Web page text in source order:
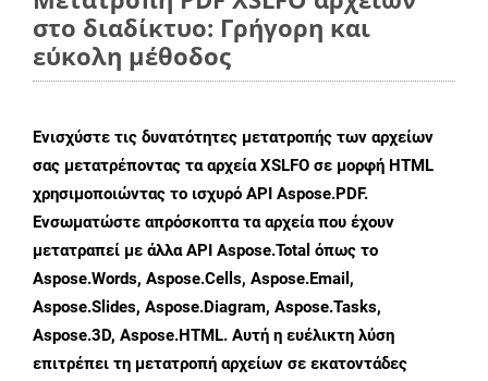
στο διαδίκτυο: Γρήγορη και
εύκολη μέθοδος
Ενισχύστε τις δυνατότητες μετατροπής των αρχείων
σας μετατρέποντας τα αρχεία XSLFO σε μορφή HTML
χρησιμοποιώντας το ισχυρό API Aspose.PDF.
Ενσωματώστε απρόσκοπτα τα αρχεία που έχουν
μετατραπεί με άλλα API Aspose.Total όπως το
Aspose.Words, Aspose.Cells, Aspose.Email,
Aspose.Slides, Aspose.Diagram, Aspose.Tasks,
Aspose.3D, Aspose.HTML. Αυτή η ευέλικτη λύση
επιτρέπει τη μετατροπή αρχείων σε εκατοντάδες